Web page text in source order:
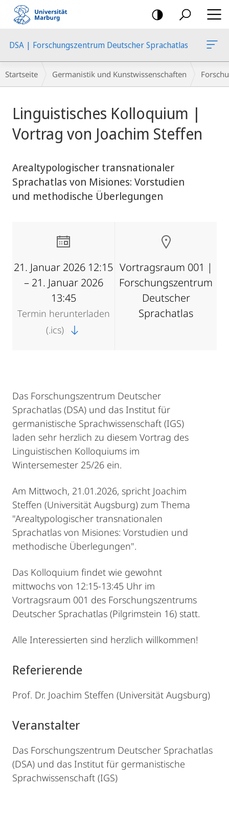
Mobile-
Navigation
DSA | Forschungszentrum Deutscher Sprachatlas
Breadcrumb-
Navigation
Startseite Germanistik und Kunstwissenschaften
Linguistisches Kolloquium |
Vortrag von Joachim Steffen
Arealtypologischer transnationaler
Sprachatlas von Misiones: Vorstudien
und methodische Überlegungen
21. Januar 2026 12:15
– 21. Januar 2026
13:45
Termin herunterladen
(.ics)
Vortragsraum 001 |
Forschungszentrum
Deutscher
Sprachatlas
Das Forschungszentrum Deutscher
Sprachatlas (DSA) und das Institut für
germanistische Sprachwissenschaft (IGS)
laden sehr herzlich zu diesem Vortrag des
Linguistischen Kolloquiums im
Wintersemester 25/26 ein.
Am Mittwoch, 21.01.2026, spricht Joachim
Steffen (Universität Augsburg) zum Thema
"Arealtypologischer transnationalen
Sprachatlas von Misiones: Vorstudien und
methodische Überlegungen".
Das Kolloquium findet wie gewohnt
mittwochs von 12:15-13:45 Uhr im
Vortragsraum 001 des Forschungszentrums
Deutscher Sprachatlas (Pilgrimstein 16) statt.
Alle Interessierten sind herzlich willkommen!
Referierende
Prof. Dr. Joachim Steffen (Universität Augsburg)
Veranstalter
Das Forschungszentrum Deutscher Sprachatlas
(DSA) und das Institut für germanistische
Sprachwissenschaft (IGS)